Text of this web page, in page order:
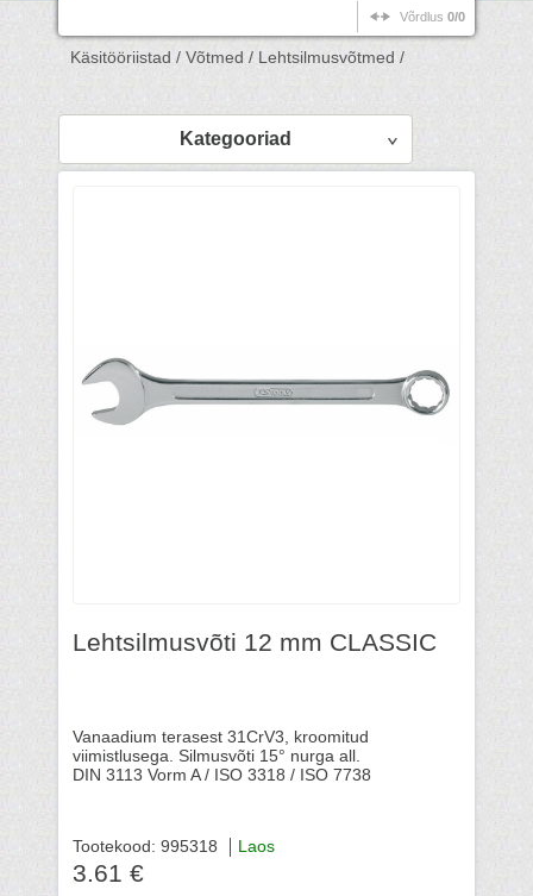
Võrdlus 0/0
Käsitööriistad / Võtmed / Lehtsilmusvõtmed /
Kategooriad
Lehtsilmusvõti 12 mm CLASSIC
Vanaadium terasest 31CrV3, kroomitud
viimistlusega. Silmusvõti 15° nurga all.
DIN 3113 Vorm A / ISO 3318 / ISO 7738
Tootekood: 995318 Laos
3.61 €